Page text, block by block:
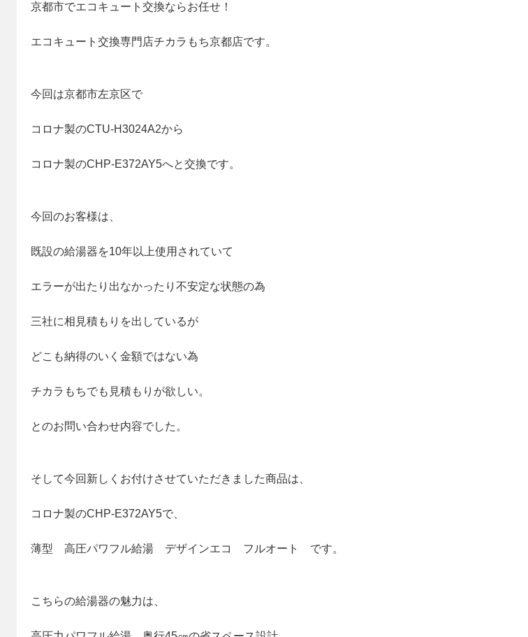
京都市でエコキュート交換ならお任せ！
エコキュート交換専門店チカラもち京都店です。
今回は京都市左京区で
コロナ製のCTU-H3024A2から
コロナ製のCHP-E372AY5へと交換です。
今回のお客様は、
既設の給湯器を10年以上使用されていて
エラーが出たり出なかったり不安定な状態の為
三社に相見積もりを出しているが
どこも納得のいく金額ではない為
チカラもちでも見積もりが欲しい。
とのお問い合わせ内容でした。
そして今回新しくお付けさせていただきました商品は、
コロナ製のCHP-E372AY5で、
薄型 高圧パワフル給湯 デザインエコ フルオート です。
こちらの給湯器の魅力は、